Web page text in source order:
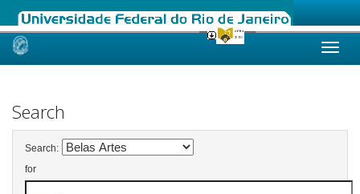
Skip
Search
Search:
for